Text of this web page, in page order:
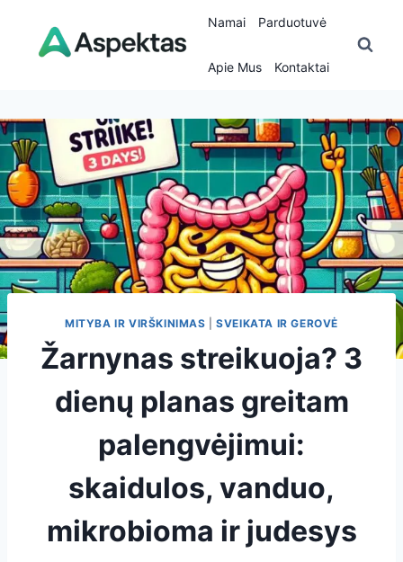
content
Namai Parduotuvė
Apie Mus Kontaktai
MITYBA IR VIRŠKINIMAS |SVEIKATA IR GEROVĖ
Žarnynas streikuoja? 3
dienų planas greitam
palengvėjimui:
skaidulos, vanduo,
mikrobioma ir judesys